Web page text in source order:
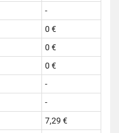
-
0 €
0 €
0 €
-
-
7,29 €